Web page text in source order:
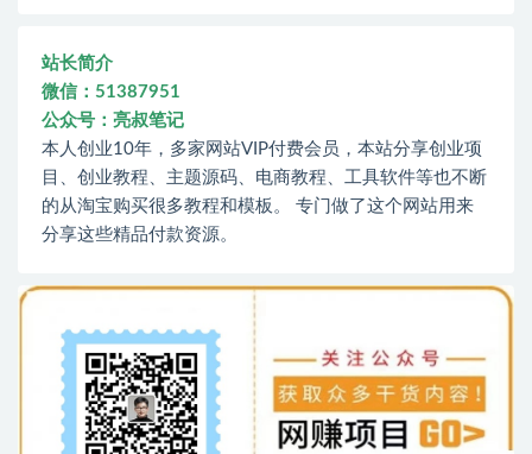
站长简介
微信：51387951
公众号：亮叔笔记
本人创业10年，多家网站VIP付费会员，本站分享创业项
目、创业教程、主题源码、电商教程、工具软件等也不断
的从淘宝购买很多教程和模板。 专门做了这个网站用来
分享这些精品付款资源。